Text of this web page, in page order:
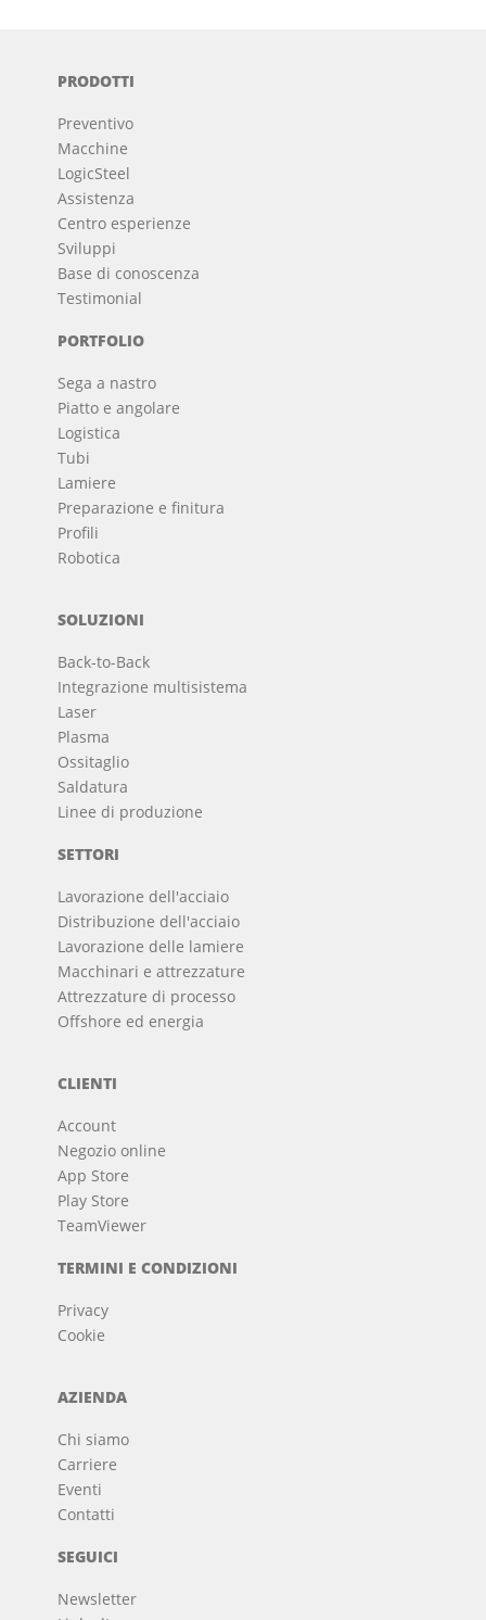
PRODOTTI
Preventivo
Macchine
LogicSteel
Assistenza
Centro esperienze
Sviluppi
Base di conoscenza
Testimonial
PORTFOLIO
Sega a nastro
Piatto e angolare
Logistica
Tubi
Lamiere
Preparazione e finitura
Profili
Robotica
SOLUZIONI
Back-to-Back
Integrazione multisistema
Laser
Plasma
Ossitaglio
Saldatura
Linee di produzione
SETTORI
Lavorazione dell'acciaio
Distribuzione dell'acciaio
Lavorazione delle lamiere
Macchinari e attrezzature
Attrezzature di processo
Offshore ed energia
CLIENTI
Account
Negozio online
App Store
Play Store
TeamViewer
TERMINI E CONDIZIONI
Privacy
Cookie
AZIENDA
Chi siamo
Carriere
Eventi
Contatti
SEGUICI
Newsletter